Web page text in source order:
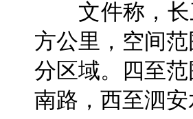
文件称，长
方公里，空间
分区域。四至
南路，西至泗